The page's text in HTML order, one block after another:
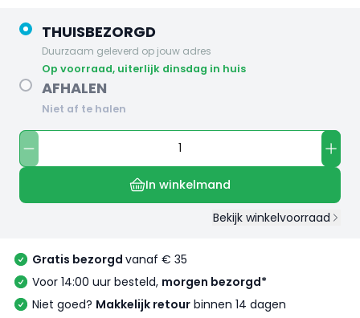
THUISBEZORGD
Duurzaam geleverd op jouw adres
op voorraad, uiterlijk dinsdag in huis
AFHALEN
Niet af te halen
In winkelmand
Bekijk winkelvoorraad
Gratis bezorgd vanaf € 35
Voor 14:00 uur besteld, morgen bezorgd*
Niet goed? Makkelijk retour binnen 14 dagen